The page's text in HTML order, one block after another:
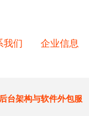
我们 企业信息
台架构与软件外包服